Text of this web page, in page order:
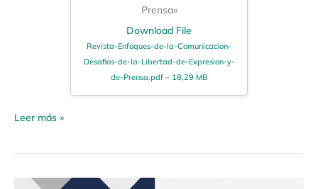
Prensa»
Download File
Revista-Enfoques-de-la-Comunicacion-
Desafios-de-la-Libertad-de-Expresion-y-
de-Prensa.pdf – 18,29 MB
Leer más »
Revista